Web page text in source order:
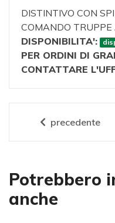
DISTINTIVO CON
COMANDO TRUPPE
DISPONIBILITA':
PER ORDINI DI
CONTATTARE
precedente
Potrebbero
anche